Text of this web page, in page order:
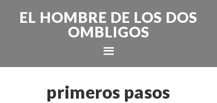
EL HOMBRE DE LOS DOS
OMBLIGOS
primeros pasos